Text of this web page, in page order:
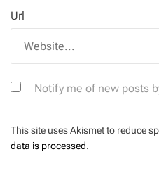
Url
Notify me of new posts
This site uses Akismet to reduce
data is processed.